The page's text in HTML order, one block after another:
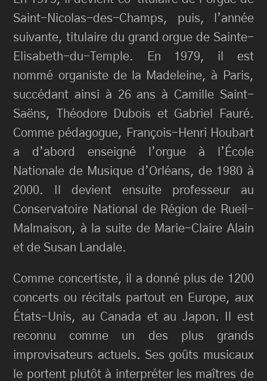
Saint-Nicolas-des-Champs, puis, l’année
suivante, titulaire du grand orgue de Sainte-
Elisabeth-du-Temple. En 1979, il est
nommé organiste de la Madeleine, à Paris,
succédant ainsi à 26 ans à Camille Saint-
Saëns, Théodore Dubois et Gabriel Fauré.
Comme pédagogue, François-Henri Houbart
a d’abord enseigné l’orgue à l’École
Nationale de Musique d’Orléans, de 1980 à
2000. Il devient ensuite professeur au
Conservatoire National de Région de Rueil-
Malmaison, à la suite de Marie-Claire Alain
et de Susan Landale.
Comme concertiste, il a donné plus de 1200
concerts ou récitals partout en Europe, aux
États-Unis, au Canada et au Japon. Il est
reconnu comme un des plus grands
improvisateurs actuels. Ses goûts musicaux
le portent plutôt à interpréter les maîtres de